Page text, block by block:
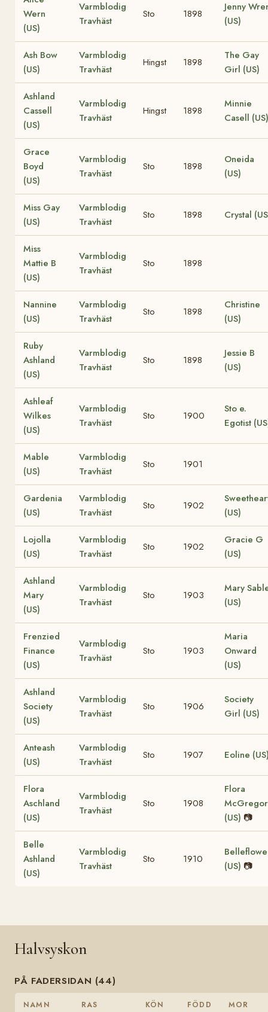
Wern
(US)
Varmblodig
Travhäst
Sto 1898
Jenny
(US)
Ash Bow
(US)
Varmblodig
Travhäst
Hingst 1898
The Gay
Girl (US)
Ashland
Cassell
(US)
Varmblodig
Travhäst
Hingst 1898
Minnie
Casell (US)
Grace
Boyd
(US)
Varmblodig
Travhäst
Sto 1898
Oneida
(US)
Miss Gay
(US)
Varmblodig
Travhäst
Sto 1898 Crystal
Miss
Mattie B
(US)
Varmblodig
Travhäst
Sto 1898
Nannine
(US)
Varmblodig
Travhäst
Sto 1898
Christine
(US)
Ruby
Ashland
(US)
Varmblodig
Travhäst
Sto 1898
Jessie B
(US)
Ashleaf
Wilkes
(US)
Varmblodig
Travhäst
Sto 1900
Sto e.
Egotist
Mable
(US)
Varmblodig
Travhäst
Sto 1901
Gardenia
(US)
Varmblodig
Travhäst
Sto 1902
(US)
Lojolla
(US)
Varmblodig
Travhäst
Sto 1902
Gracie G
(US)
Ashland
Mary
(US)
Varmblodig
Travhäst
Sto 1903
Mary
(US)
Frenzied
Finance
(US)
Varmblodig
Travhäst
Sto 1903
Maria
Onward
(US)
Ashland
Society
(US)
Varmblodig
Travhäst
Sto 1906
Society
Girl (US)
Anteash
(US)
Varmblodig
Travhäst
Sto 1907 Eoline
Flora
Aschland
(US)
Varmblodig
Travhäst
Sto 1908
Flora
McGregor
(US) 📷
Belle
Ashland
(US)
Varmblodig
Travhäst
Sto 1910
(US) 📷
Halvsyskon
PÅ FADERSIDAN (44)
NAMN RAS KÖN FÖDD MOR